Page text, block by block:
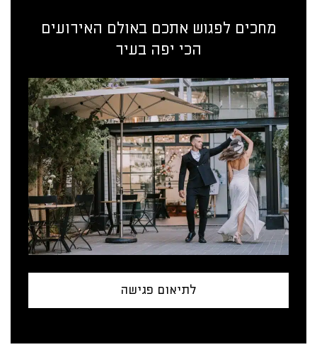
מחכים לפגוש אתכם באולם האירועים
הכי יפה בעיר
לתיאום פגישה